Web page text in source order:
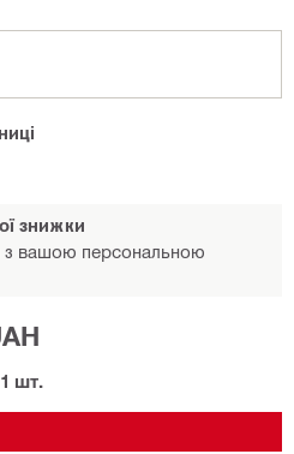
знижки
з вашою персональною
1 шт.